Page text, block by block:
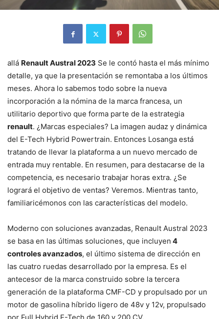
allá Renault Austral 2023 Se le contó hasta el más mínimo
detalle, ya que la presentación se remontaba a los últimos
meses. Ahora lo sabemos todo sobre la nueva
incorporación a la nómina de la marca francesa, un
utilitario deportivo que forma parte de la estrategia
renault. ¿Marcas especiales? La imagen audaz y dinámica
del E-Tech Hybrid Powertrain. Entonces Losanga está
tratando de llevar la plataforma a un nuevo mercado de
entrada muy rentable. En resumen, para destacarse de la
competencia, es necesario trabajar horas extra. ¿Se
logrará el objetivo de ventas? Veremos. Mientras tanto,
familiaricémonos con las características del modelo.
Moderno con soluciones avanzadas, Renault Austral 2023
se basa en las últimas soluciones, que incluyen 4
controles avanzados, el último sistema de dirección en
las cuatro ruedas desarrollado por la empresa. Es el
antecesor de la marca construido sobre la tercera
generación de la plataforma CMF-CD y propulsado por un
motor de gasolina híbrido ligero de 48v y 12v, propulsado